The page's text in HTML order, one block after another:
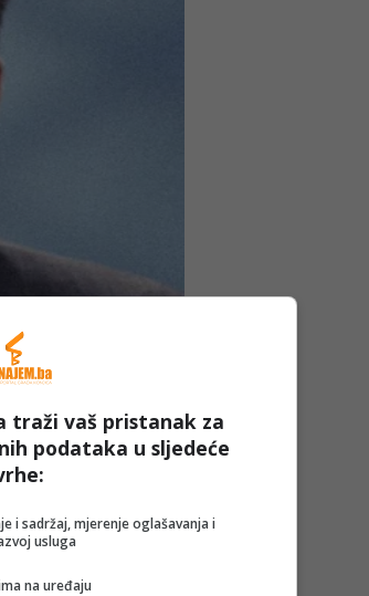
traži vaš pristanak za
podataka u sljedeće
i sadržaj, mjerenje oglašavanja i
usluga
na uređaju